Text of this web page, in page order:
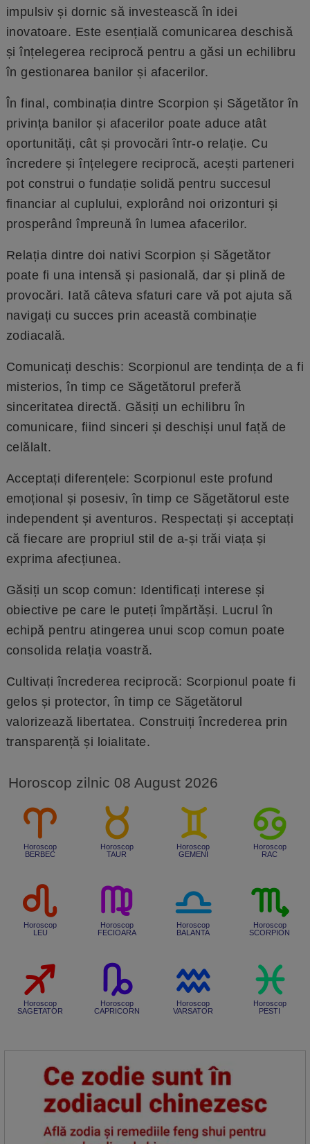
impulsiv și dornic să investească în idei
inovatoare. Este esențială comunicarea deschisă
și înțelegerea reciprocă pentru a găsi un echilibru
în gestionarea banilor și afacerilor.
În final, combinația dintre Scorpion și Săgetător în
privința banilor și afacerilor poate aduce atât
oportunități, cât și provocări într-o relație. Cu
încredere și înțelegere reciprocă, acești parteneri
pot construi o fundație solidă pentru succesul
financiar al cuplului, explorând noi orizonturi și
prosperând împreună în lumea afacerilor.
Relația dintre doi nativi Scorpion și Săgetător
poate fi una intensă și pasională, dar și plină de
provocări. Iată câteva sfaturi care vă pot ajuta să
navigați cu succes prin această combinație
zodiacală.
Comunicați deschis: Scorpionul are tendința de a fi
misterios, în timp ce Săgetătorul preferă
sinceritatea directă. Găsiți un echilibru în
comunicare, fiind sinceri și deschiși unul față de
celălalt.
Acceptați diferențele: Scorpionul este profund
emoțional și posesiv, în timp ce Săgetătorul este
independent și aventuros. Respectați și acceptați
că fiecare are propriul stil de a-și trăi viața și
exprima afecțiunea.
Găsiți un scop comun: Identificați interese și
obiective pe care le puteți împărtăși. Lucrul în
echipă pentru atingerea unui scop comun poate
consolida relația voastră.
Cultivați încrederea reciprocă: Scorpionul poate fi
gelos și protector, în timp ce Săgetătorul
valorizează libertatea. Construiți încrederea prin
transparență și loialitate.
Horoscop zilnic 08 August 2026
Horoscop
BERBEC
Horoscop
TAUR
Horoscop
GEMENI
Horoscop
RAC
Horoscop
LEU
Horoscop
FECIOARA
Horoscop
BALANTA
Horoscop
SCORPION
Horoscop
SAGETATOR
Horoscop
CAPRICORN
Horoscop
VARSATOR
Horoscop
PESTI